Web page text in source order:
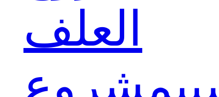
العلف
مشروع